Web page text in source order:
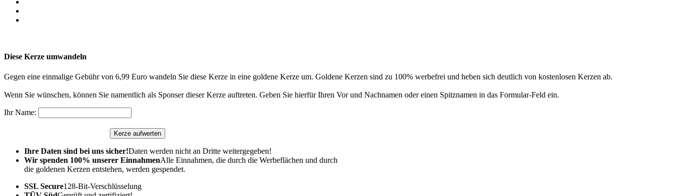
Diese Kerze umwandeln
Gegen eine einmalige Gebühr von 6,99 Euro wandeln Sie diese Kerze in eine goldene Kerze um. Goldene Kerzen sind zu 100% werbefrei und heben sich deutlich von kostenlosen Kerzen ab.
Wenn Sie wünschen, können Sie namentlich als Sponser dieser Kerze auftreten. Geben Sie hierfür Ihren Vor und Nachnamen oder einen Spitznamen in das Formular-Feld ein.
Ihr Name:
Ihre Daten sind bei uns sicher!Daten werden nicht an Dritte weitergegeben!
Wir spenden 100% unserer EinnahmenAlle Einnahmen, die durch die Werbeflächen und durch
die goldenen Kerzen entstehen, werden gespendet.
SSL Secure128-Bit-Verschlüsselung